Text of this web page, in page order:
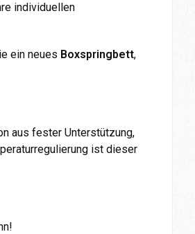
individuellen
ein neues Boxspringbett,
aus fester Unterstützung,
ist dieser